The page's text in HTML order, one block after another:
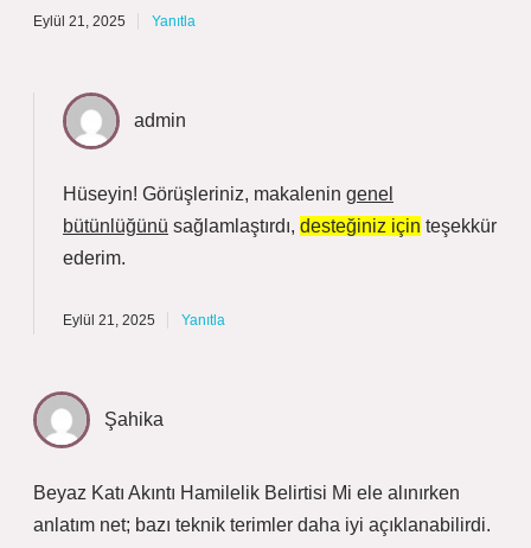
Eylül 21, 2025 Yanıtla
admin
Hüseyin! Görüşleriniz, makalenin genel
bütünlüğünü sağlamlaştırdı, desteğiniz için teşekkür
ederim.
Eylül 21, 2025 Yanıtla
Şahika
Beyaz Katı Akıntı Hamilelik Belirtisi Mi ele alınırken
anlatım net; bazı teknik terimler daha iyi açıklanabilirdi.